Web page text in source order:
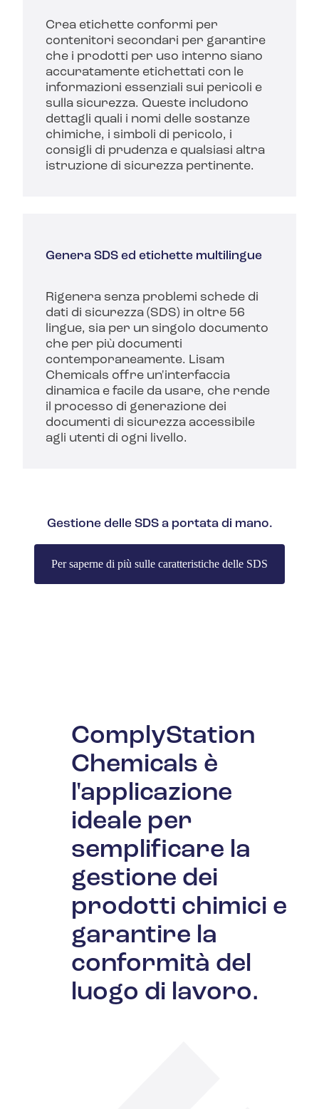
Crea etichette conformi per
contenitori secondari per garantire
che i prodotti per uso interno siano
accuratamente etichettati con le
informazioni essenziali sui pericoli e
sulla sicurezza. Queste includono
dettagli quali i nomi delle sostanze
chimiche, i simboli di pericolo, i
consigli di prudenza e qualsiasi altra
istruzione di sicurezza pertinente.
Genera SDS ed etichette multilingue
Rigenera senza problemi schede di
dati di sicurezza (SDS) in oltre 56
lingue, sia per un singolo documento
che per più documenti
contemporaneamente. Lisam
Chemicals offre un'interfaccia
dinamica e facile da usare, che rende
il processo di generazione dei
documenti di sicurezza accessibile
agli utenti di ogni livello.
Gestione delle SDS a portata di mano.
Per saperne di più sulle caratteristiche delle SDS
ComplyStation
Chemicals è
l'applicazione
ideale per
semplificare la
gestione dei
prodotti chimici e
garantire la
conformità del
luogo di lavoro.